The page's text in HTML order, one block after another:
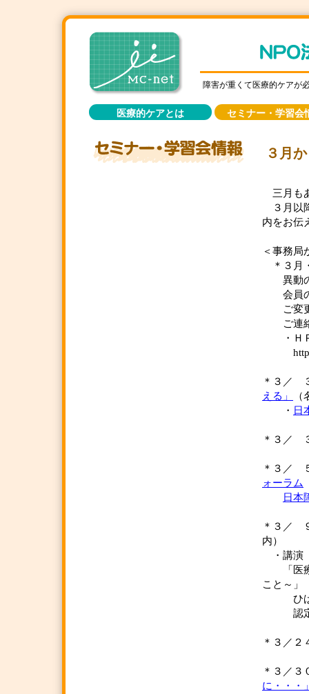
障害が重くて医療的ケアが
医療的ケアとは セミナー・学習会
３月
三月も
３月以
内をお伝
＜事務局
＊３月
異動の
会員の
ご変更
ご連絡
・ＨＰ
http://
＊３／
える」
・ 日
＊３／
＊３／
ォーラム
日本
＊３／
内）
・講演
「医療
こと～」
ひばり
認定特
＊３／
＊３／
に・・・